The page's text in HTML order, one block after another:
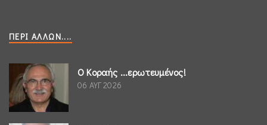
ΠΕΡΊ ΆΛΛΩΝ....
Ο Κοραής ...ερωτευμένος!
06 ΑΥΓ 2026